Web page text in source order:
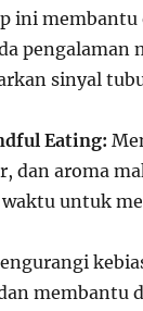
ini
pengalaman
sinyal
Eating:
dan aroma
untuk
membantu